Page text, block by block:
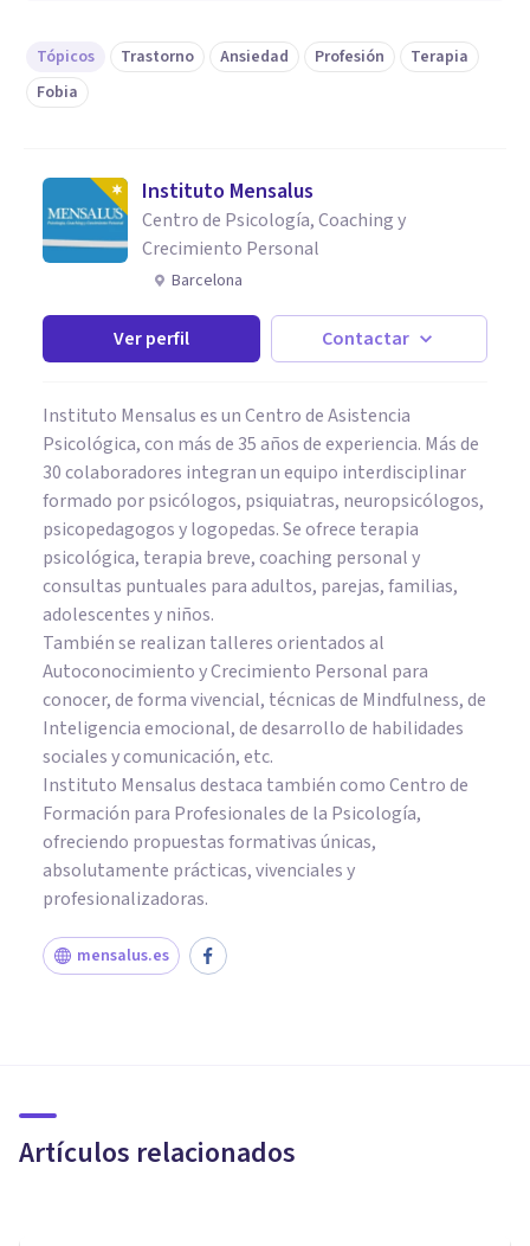
Tópicos Trastorno Ansiedad Profesión
Terapia
Fobia
Instituto Mensalus
Centro de Psicología, Coaching y
Crecimiento Personal
Barcelona
Ver perfil Contactar
Instituto Mensalus es un Centro de Asistencia
Psicológica, con más de 35 años de experiencia. Más de
30 colaboradores integran un equipo interdisciplinar
formado por psicólogos, psiquiatras, neuropsicólogos,
psicopedagogos y logopedas. Se ofrece terapia
psicológica, terapia breve, coaching personal y
consultas puntuales para adultos, parejas, familias,
adolescentes y niños.
También se realizan talleres orientados al
Autoconocimiento y Crecimiento Personal para
conocer, de forma vivencial, técnicas de Mindfulness, de
Inteligencia emocional, de desarrollo de habilidades
sociales y comunicación, etc.
Instituto Mensalus destaca también como Centro de
Formación para Profesionales de la Psicología,
ofreciendo propuestas formativas únicas,
absolutamente prácticas, vivenciales y
profesionalizadoras.
mensalus.es
Artículos relacionados
psicológica